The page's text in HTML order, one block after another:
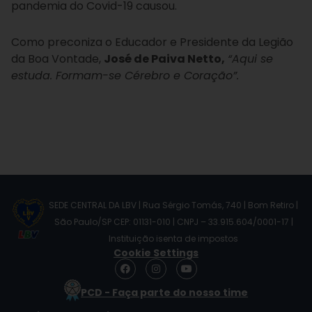
pandemia do Covid-19 causou.
Como preconiza o Educador e Presidente da Legião
da Boa Vontade, José de Paiva Netto, “Aqui se
estuda. Formam-se Cérebro e Coração”.
SEDE CENTRAL DA LBV | Rua Sérgio Tomás, 740 | Bom Retiro |
São Paulo/SP CEP: 01131-010 | CNPJ – 33.915.604/0001-17 |
Instituição isenta de impostos
Cookie Settings
F
a
e
I
n
s
t
Y
o
t
PCD - Faça parte do nosso time